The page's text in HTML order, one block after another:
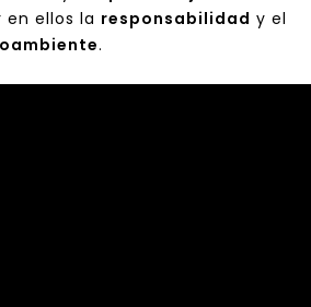
ellos la responsabilidad y el
.